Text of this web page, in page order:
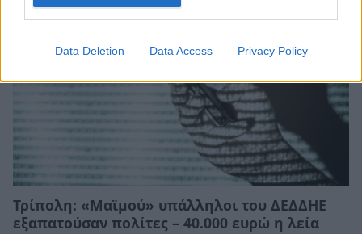
Data Deletion Data Access Privacy Policy
Τρίπολη: «Μαϊμού» υπάλληλοι του ΔΕΔΔΗΕ
εξαπατούσαν πολίτες – 40.000 ευρώ η λεία